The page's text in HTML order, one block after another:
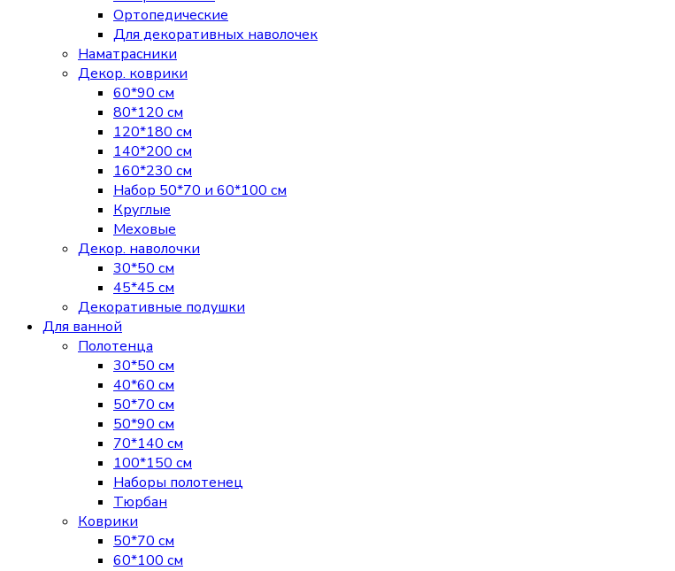
Ортопедические
Для декоративных наволочек
Наматрасники
Декор. коврики
60*90 см
80*120 см
120*180 см
140*200 см
160*230 см
Набор 50*70 и 60*100 см
Круглые
Меховые
Декор. наволочки
30*50 см
45*45 см
Декоративные подушки
Для ванной
Полотенца
30*50 см
40*60 см
50*70 см
50*90 см
70*140 см
100*150 см
Наборы полотенец
Тюрбан
Коврики
50*70 см
60*100 см